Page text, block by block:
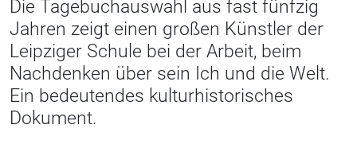
Die Tagebuchauswahl aus fast fünfzig
Jahren zeigt einen großen Künstler der
Leipziger Schule bei der Arbeit, beim
Nachdenken über sein Ich und die Welt.
Ein bedeutendes kulturhistorisches
Dokument.